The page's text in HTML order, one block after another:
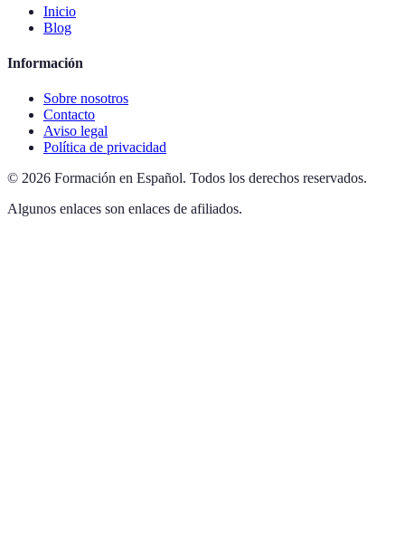
Inicio
Blog
Información
Sobre nosotros
Contacto
Aviso legal
Política de privacidad
© 2026 Formación en Español. Todos los derechos reservados.
Algunos enlaces son enlaces de afiliados.